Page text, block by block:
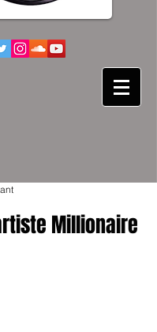
Millionaire
of 5 stars.